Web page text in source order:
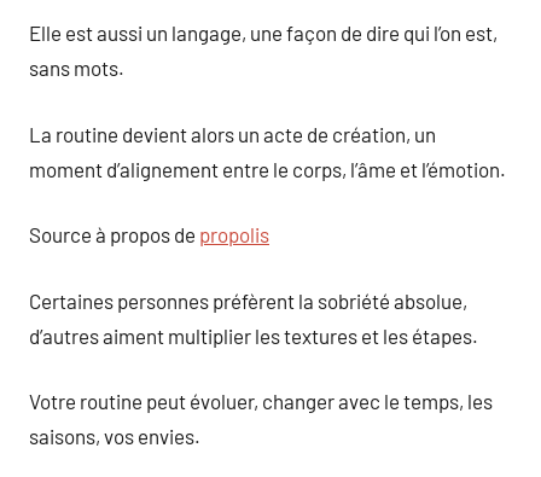
Elle est aussi un langage, une façon de dire qui l’on est,
sans mots.
La routine devient alors un acte de création, un
moment d’alignement entre le corps, l’âme et l’émotion.
Source à propos de propolis
Certaines personnes préfèrent la sobriété absolue,
d’autres aiment multiplier les textures et les étapes.
Votre routine peut évoluer, changer avec le temps, les
saisons, vos envies.